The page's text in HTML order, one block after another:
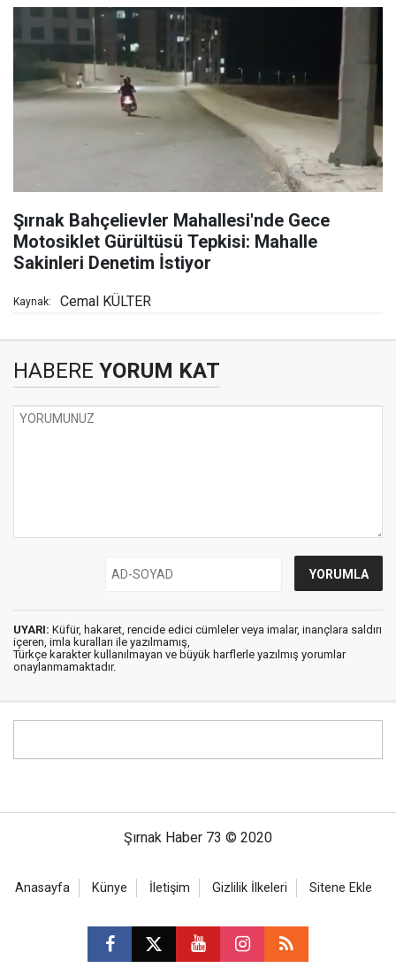
Şırnak Bahçelievler Mahallesi'nde Gece
Motosiklet Gürültüsü Tepkisi: Mahalle
Sakinleri Denetim İstiyor
Kaynak: Cemal KÜLTER
HABERE YORUM KAT
UYARI: Küfür, hakaret, rencide edici cümleler veya imalar, inançlara saldırı
içeren, imla kuralları ile yazılmamış,
Türkçe karakter kullanılmayan ve büyük harflerle yazılmış yorumlar
onaylanmamaktadır.
Şırnak Haber 73 © 2020
Anasayfa Künye İletişim Gizlilik İlkeleri Sitene Ekle